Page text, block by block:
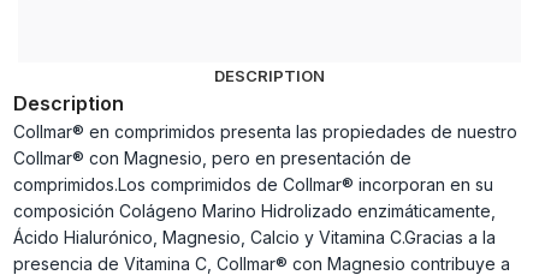
DESCRIPTION
Description
Collmar® en comprimidos presenta las propiedades de nuestro
Collmar® con Magnesio, pero en presentación de
comprimidos.Los comprimidos de Collmar® incorporan en su
composición Colágeno Marino Hidrolizado enzimáticamente,
Ácido Hialurónico, Magnesio, Calcio y Vitamina C.Gracias a la
presencia de Vitamina C, Collmar® con Magnesio contribuye a